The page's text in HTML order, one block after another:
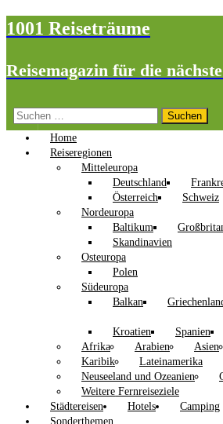
1001 Reiseträume
Reisemagazin für die
Suchen
nach:
Home
Reiseregionen
Mitteleuropa
Deutschland
Österreich
Schweiz
Nordeuropa
Baltikum
Skandinavien
Osteuropa
Polen
Südeuropa
Balkan
Kroatien
Spanien
Afrika
Arabien Asien
Karibik
Lateinamerika
Neuseeland und Ozeanien
Weitere Fernreiseziele
Städtereisen
Hotels
Camping
Sonderthemen